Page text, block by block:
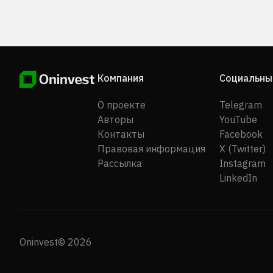
Компания
О проекте
Авторы
Контакты
Правовая информация
Рассылка
Telegram
YouTube
Facebook
X (Twitter)
Instagram
LinkedIn
Oninvest© 2026